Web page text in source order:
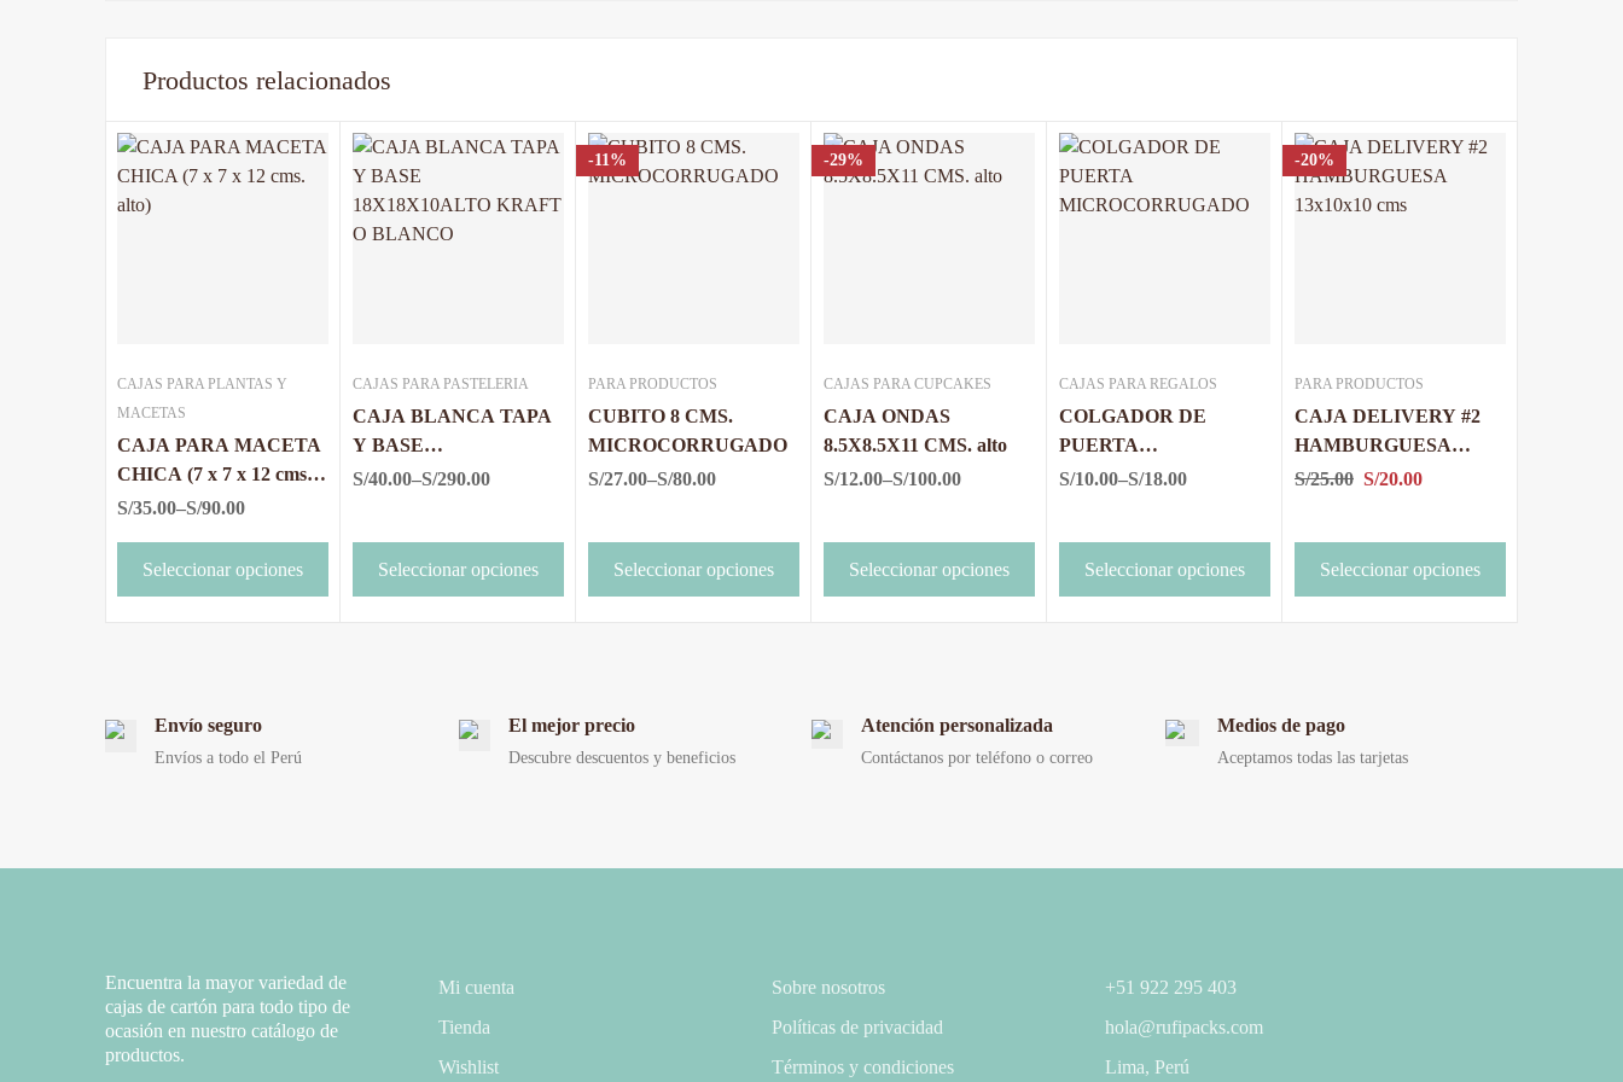
Productos relacionados
CAJAS PARA PLANTAS Y
MACETAS
CAJA PARA MACETA
CHICA (7 x 7 x 12 cms.
alto)
S/35.00–S/90.00
Seleccionar opciones
CAJAS PARA PASTELERIA
CAJA BLANCA TAPA
Y BASE
18X18X10ALTO
S/40.00–S/290.00
Seleccionar opciones
-11%
PARA PRODUCTOS
CUBITO 8 CMS.
MICROCORRUGADO
S/27.00–S/80.00
Seleccionar opciones
-29%
CAJAS PARA CUPCAKES
CAJA ONDAS
8.5X8.5X11 CMS. alto
S/12.00–S/100.00
Seleccionar opciones
CAJAS PARA REGALOS
COLGADOR DE
PUERTA
MICROCORRUGADO
S/10.00–S/18.00
Seleccionar opciones
-20%
PARA PRODUCTOS
CAJA DELIVERY #2
HAMBURGUESA
13x10x10 cms
S/25.00 S/20.00
Seleccionar opciones
Envío seguro
Envíos a todo el Perú
El mejor precio
Descubre descuentos y beneficios
Atención personalizada
Contáctanos por teléfono o correo
Medios de pago
Aceptamos todas las tarjetas
Encuentra la mayor variedad de
cajas de cartón para todo tipo de
ocasión en nuestro catálogo de
productos.
Mi cuenta
Tienda
Wishlist
Sobre nosotros
Políticas de privacidad
Términos y condiciones
+51 922 295 403
hola@rufipacks.com
Lima, Perú